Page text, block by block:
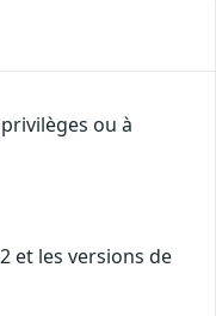
ou à
et les versions de